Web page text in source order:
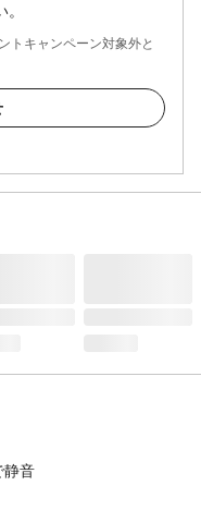
トキャンペーン対象外と
静音